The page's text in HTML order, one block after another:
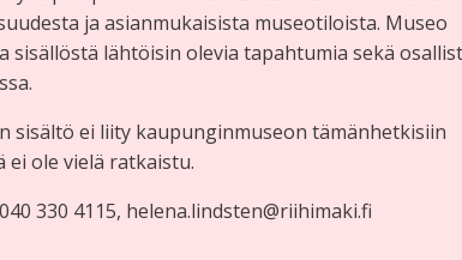
ja asianmukaisista museotiloista. Museo
lähtöisin olevia tapahtumia sekä
sisältö ei liity kaupunginmuseon tämänhetkisiin
ei ole vielä ratkaistu.
330 4115, helena.lindsten@riihimaki.fi